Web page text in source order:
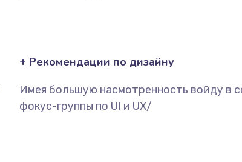
+ Рекомендации по дизайну
Имея большую насмотренность войду в
фокус-группы по UI и UX/